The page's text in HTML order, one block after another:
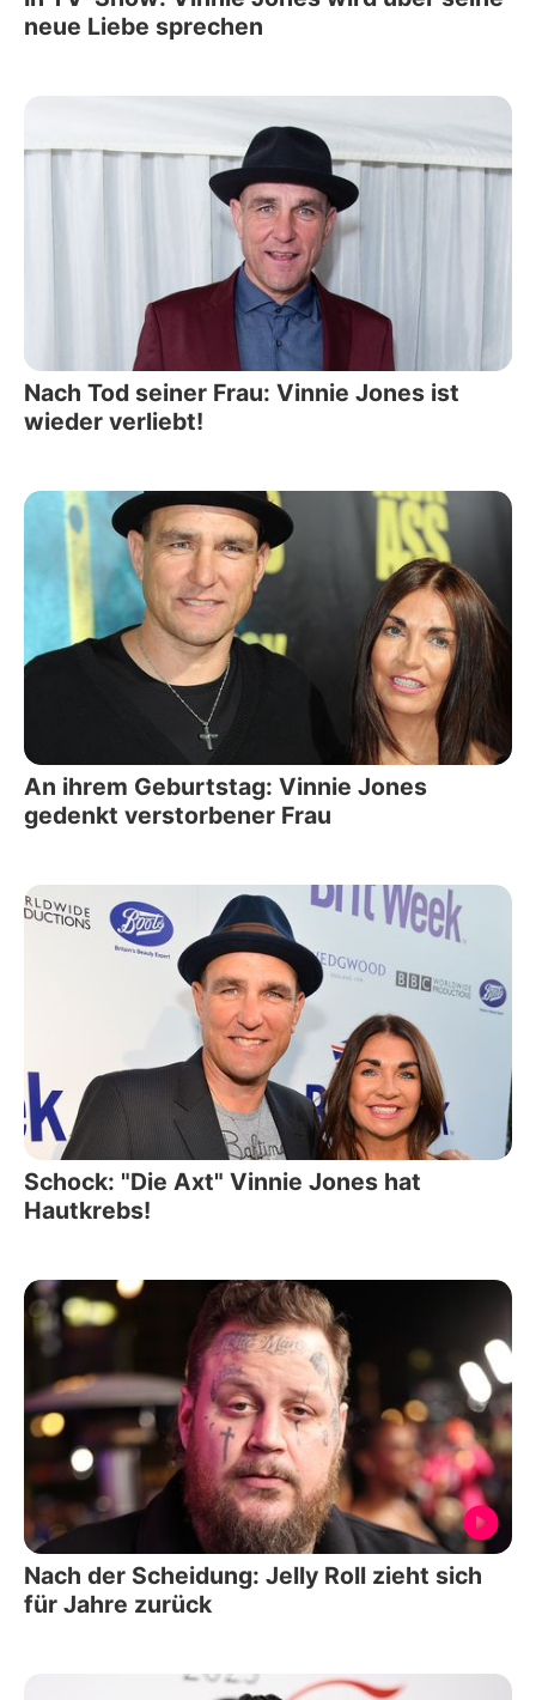
neue Liebe sprechen
Nach Tod seiner Frau: Vinnie Jones ist
wieder verliebt!
An ihrem Geburtstag: Vinnie Jones
gedenkt verstorbener Frau
Schock: "Die Axt" Vinnie Jones hat
Hautkrebs!
Nach der Scheidung: Jelly Roll zieht sich
für Jahre zurück